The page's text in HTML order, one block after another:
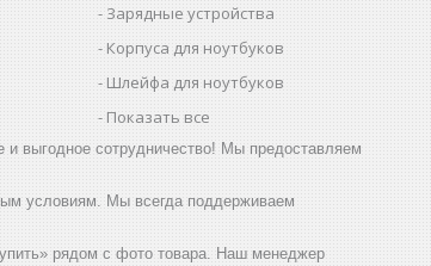
Зарядные устройства
Корпуса для ноутбуков
Шлейфа для ноутбуков
Показать все
выгодное сотрудничество! Мы предоставляем
условиям. Мы всегда поддерживаем
рядом с фото товара. Наш менеджер